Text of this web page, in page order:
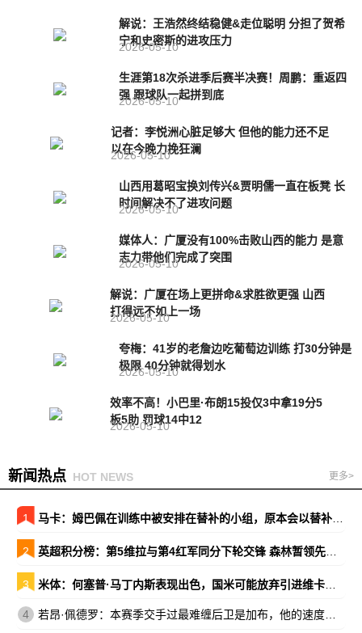
解说：王浩然终结稳健&走位聪明 分担了贺希
宁和史密斯的进攻压力
2026-05-10
生涯第18次杀进季后赛半决赛！周鹏：重返四
强 跟球队一起拼到底
2026-05-10
记者：李悦洲心脏足够大 但他的能力还不足
以在今晚力挽狂澜
2026-05-10
山西用葛昭宝换刘传兴&贾明儒一直在板凳 长
时间解决不了进攻问题
2026-05-10
媒体人：广厦没有100%击败山西的能力 是意
志力带他们完成了突围
2026-05-10
解说：广厦在场上更拼命&求胜欲更强 山西
打得远不如上一场
2026-05-10
夸梅：41岁的老詹边吃葡萄边训练 打30分钟是
极限 40分钟就得划水
2026-05-10
效率不高！小巴里·布朗15投仅3中拿19分5
板5助 罚球14中12
2026-05-10
新闻热点 HOT NEWS 更多>
1 马卡：姆巴佩在训练中被安排在替补的小组，原本会以替补出战巴萨
2 英超积分榜：第5维拉与第4红军同分下轮交锋 森林暂领先降级区7分
3 米体：何塞普·马丁内斯表现出色，国米可能放弃引进维卡里奥
4 若昂·佩德罗：本赛季交手过最难缠后卫是加布，他的速度让我惊讶